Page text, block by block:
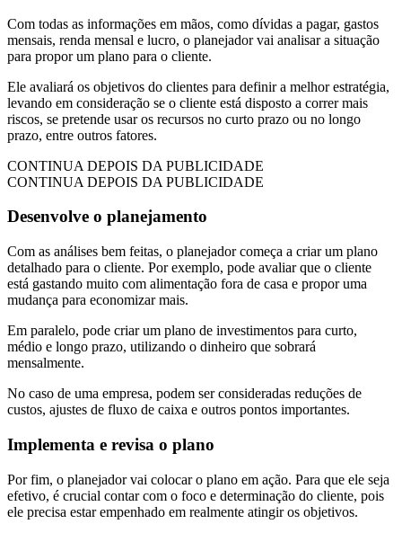
Com todas as informações em mãos, como dívidas a pagar, gastos
mensais, renda mensal e lucro, o planejador vai analisar a situação
para propor um plano para o cliente.
Ele avaliará os objetivos do clientes para definir a melhor estratégia,
levando em consideração se o cliente está disposto a correr mais
riscos, se pretende usar os recursos no curto prazo ou no longo
prazo, entre outros fatores.
CONTINUA DEPOIS DA PUBLICIDADE
CONTINUA DEPOIS DA PUBLICIDADE
Desenvolve o planejamento
Com as análises bem feitas, o planejador começa a criar um plano
detalhado para o cliente. Por exemplo, pode avaliar que o cliente
está gastando muito com alimentação fora de casa e propor uma
mudança para economizar mais.
Em paralelo, pode criar um plano de investimentos para curto,
médio e longo prazo, utilizando o dinheiro que sobrará
mensalmente.
No caso de uma empresa, podem ser consideradas reduções de
custos, ajustes de fluxo de caixa e outros pontos importantes.
Implementa e revisa o plano
Por fim, o planejador vai colocar o plano em ação. Para que ele seja
efetivo, é crucial contar com o foco e determinação do cliente, pois
ele precisa estar empenhado em realmente atingir os objetivos.